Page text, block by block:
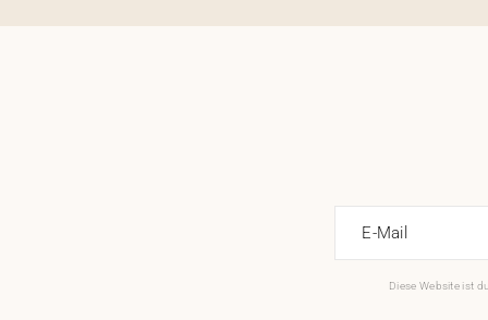
E-Mail
Diese Website ist